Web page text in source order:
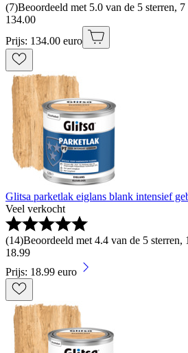
(7)Beoordeeld met 5.0 van de 5 sterren,
134.00
Prijs: 134.00 euro
Glitsa parketlak eiglans blank intensief
Veel verkocht
(14)Beoordeeld met 4.4 van de 5 sterren,
18.99
Prijs: 18.99 euro